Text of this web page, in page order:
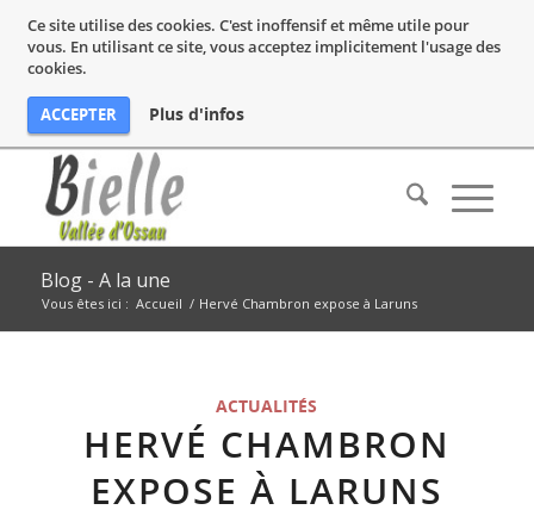
Ce site utilise des cookies. C'est inoffensif et même utile pour
vous. En utilisant ce site, vous acceptez implicitement l'usage des
cookies.
ACCEPTER Plus d'infos
Blog - A la une
Vous êtes ici : Accueil / Hervé Chambron expose à Laruns
ACTUALITÉS
HERVÉ CHAMBRON
EXPOSE À LARUNS